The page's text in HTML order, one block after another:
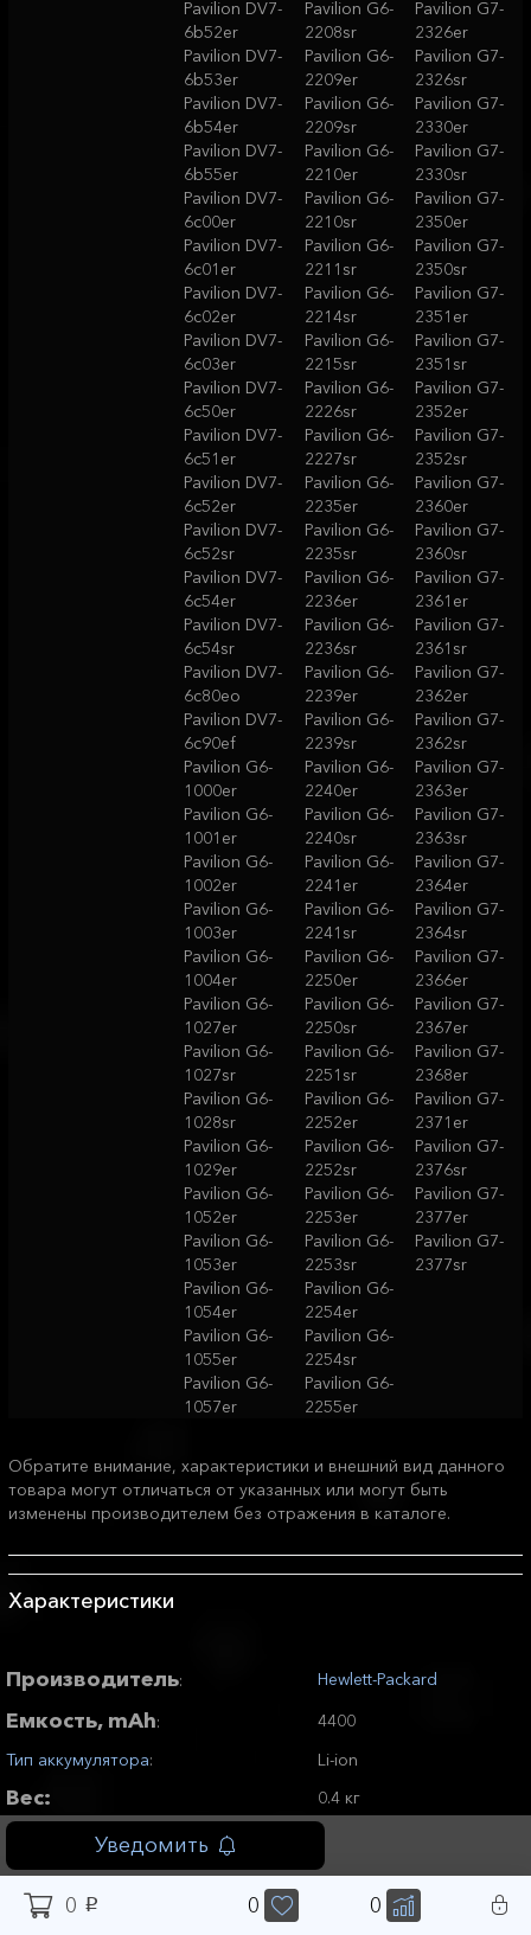
Уведомить
Pavilion DV7-
6b52er
Pavilion DV7-
6b53er
Pavilion DV7-
6b54er
Pavilion DV7-
6b55er
Pavilion DV7-
6c00er
Pavilion DV7-
6c01er
Pavilion DV7-
6c02er
Pavilion DV7-
6c03er
Pavilion DV7-
6c50er
Pavilion DV7-
6c51er
Pavilion DV7-
6c52er
Pavilion DV7-
6c52sr
Pavilion DV7-
6c54er
Pavilion DV7-
6c54sr
Pavilion DV7-
6c80eo
Pavilion DV7-
6c90ef
Pavilion G6-
1000er
Pavilion G6-
1001er
Pavilion G6-
1002er
Pavilion G6-
1003er
Pavilion G6-
1004er
Pavilion G6-
1027er
Pavilion G6-
1027sr
Pavilion G6-
1028sr
Pavilion G6-
1029er
Pavilion G6-
1052er
Pavilion G6-
1053er
Pavilion G6-
1054er
Pavilion G6-
1055er
Pavilion G6-
1057er
Pavilion G6-
2208sr
Pavilion G6-
2209er
Pavilion G6-
2209sr
Pavilion G6-
2210er
Pavilion G6-
2210sr
Pavilion G6-
2211sr
Pavilion G6-
2214sr
Pavilion G6-
2215sr
Pavilion G6-
2226sr
Pavilion G6-
2227sr
Pavilion G6-
2235er
Pavilion G6-
2235sr
Pavilion G6-
2236er
Pavilion G6-
2236sr
Pavilion G6-
2239er
Pavilion G6-
2239sr
Pavilion G6-
2240er
Pavilion G6-
2240sr
Pavilion G6-
2241er
Pavilion G6-
2241sr
Pavilion G6-
2250er
Pavilion G6-
2250sr
Pavilion G6-
2251sr
Pavilion G6-
2252er
Pavilion G6-
2252sr
Pavilion G6-
2253er
Pavilion G6-
2253sr
Pavilion G6-
2254er
Pavilion G6-
2254sr
Pavilion G6-
2255er
Pavilion G7-
2326er
Pavilion G7-
2326sr
Pavilion G7-
2330er
Pavilion G7-
2330sr
Pavilion G7-
2350er
Pavilion G7-
2350sr
Pavilion G7-
2351er
Pavilion G7-
2351sr
Pavilion G7-
2352er
Pavilion G7-
2352sr
Pavilion G7-
2360er
Pavilion G7-
2360sr
Pavilion G7-
2361er
Pavilion G7-
2361sr
Pavilion G7-
2362er
Pavilion G7-
2362sr
Pavilion G7-
2363er
Pavilion G7-
2363sr
Pavilion G7-
2364er
Pavilion G7-
2364sr
Pavilion G7-
2366er
Pavilion G7-
2367er
Pavilion G7-
2368er
Pavilion G7-
2371er
Pavilion G7-
2376sr
Pavilion G7-
2377er
Pavilion G7-
2377sr
Обратите внимание, характеристики и внешний вид данного
товара могут отличаться от указанных или могут быть
изменены производителем без отражения в каталоге.
Характеристики
Производитель: Hewlett-Packard
Емкость, mAh:
4400
Тип аккумулятора: Li-ion
Вес: 0.4 кг
Ширина: 10 см
Высота:
0 p 0 0